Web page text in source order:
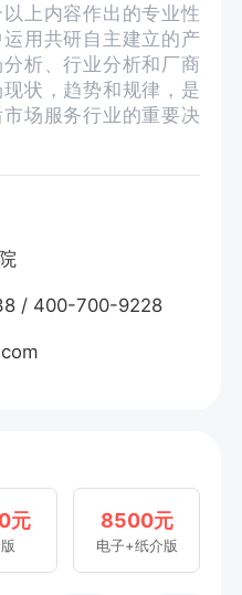
上内容作出的专业性
用共研自主建立的产
析、行业分析和厂商
状，趋势和规律，是
场服务行业的重要决
/ 400-700-9228
元 8500元
电子+纸介版